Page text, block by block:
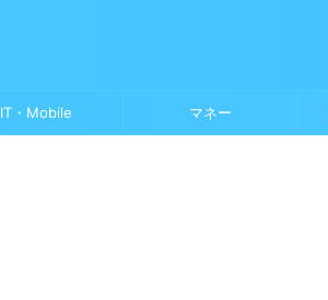
IT・Mobile マネー